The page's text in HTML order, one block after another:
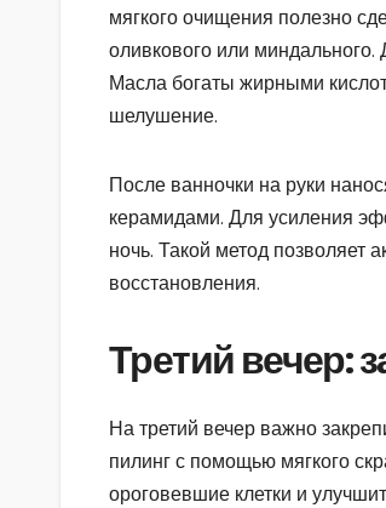
мягкого очищения полезно
оливкового или миндального.
Масла богаты жирными
шелушение.
После ванночки на руки
керамидами. Для усиления
ночь. Такой метод позволяет
восстановления.
Третий вечер:
На третий вечер важно
пилинг с помощью мягкого
ороговевшие клетки и